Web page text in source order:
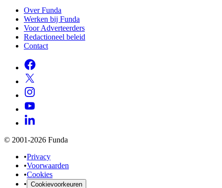
Over Funda
Werken bij Funda
Voor Adverteerders
Redactioneel beleid
Contact
© 2001-2026 Funda
•Privacy
•Voorwaarden
•Cookies
• Cookievoorkeuren